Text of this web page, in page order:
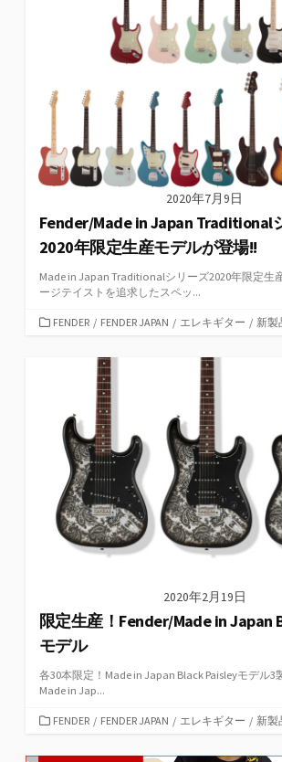
2020年7月9日
Fender/Made in Japan Traditional
2020年限定生産モデルが登場!!
Made in Japan Traditionalシリーズ2020年限定生
ージテイストを追求したスペッ...
カFENDER / FENDER JAPAN / エレキギター / 新製
2020年2月19日
限定生産！Fender/Made in Japan
モデル
各30本限定！Made in Japan Black Paisleyモデル3
Made in Jap...
カ
ゴ
FENDER / FENDER JAPAN / エレキギター / 新製